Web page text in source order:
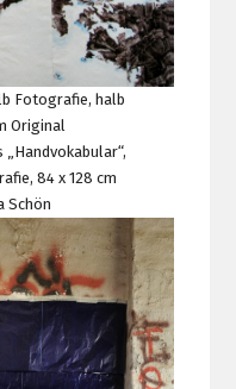
Fotografie, halb
Original
84 x 128 cm
Schön